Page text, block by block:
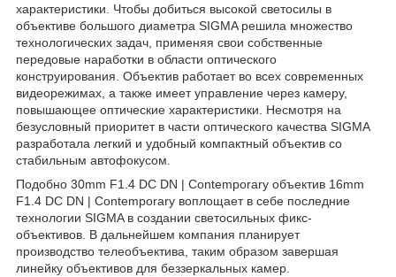
характеристики. Чтобы добиться высокой светосилы в
объективе большого диаметра SIGMA решила множество
технологических задач, применяя свои собственные
передовые наработки в области оптического
конструирования. Объектив работает во всех современных
видеорежимах, а также имеет управление через камеру,
повышающее оптические характеристики. Несмотря на
безусловный приоритет в части оптического качества SIGMA
разработала легкий и удобный компактный объектив со
стабильным автофокусом.
Подобно 30mm F1.4 DC DN | Contemporary объектив 16mm
F1.4 DC DN | Contemporary воплощает в себе последние
технологии SIGMA в создании светосильных фикс-
объективов. В дальнейшем компания планирует
производство телеобъектива, таким образом завершая
линейку объективов для беззеркальных камер.